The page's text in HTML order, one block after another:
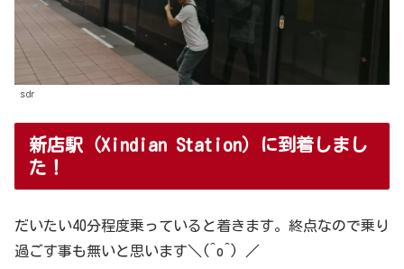
sdr
新店駅（Xindian Station）に到着しまし
た！
だいたい40分程度乗っていると着きます。終点なので乗り
過ごす事も無いと思います＼(^o^) ／